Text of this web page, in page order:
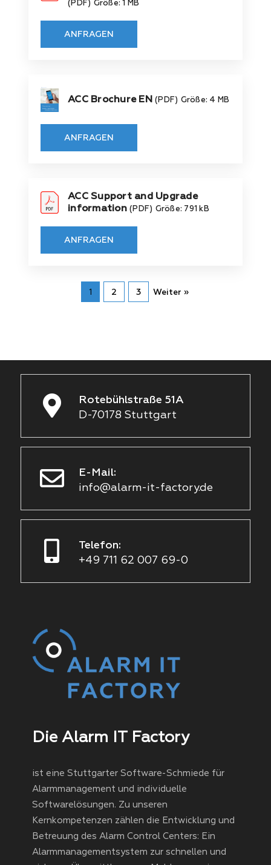
(PDF) Größe: 1 MB
ANFRAGEN
ACC Brochure EN(PDF) Größe: 4 MB
ANFRAGEN
ACC Support and Upgrade
information(PDF) Größe: 791 kB
ANFRAGEN
1 2 3 Weiter »
Rotebühlstraße 51A
D-70178 Stuttgart
E-Mail:
info@alarm-it-factory.de
Telefon:
+49 711 62 007 69-0
Die Alarm IT Factory
ist eine Stuttgarter Software-Schmiede für
Alarmmanagement und individuelle
Softwarelösungen. Zu unseren
Kernkompetenzen zählen die Entwicklung und
Betreuung des Alarm Control Centers: Ein
Alarmmanagementsystem zur schnellen und